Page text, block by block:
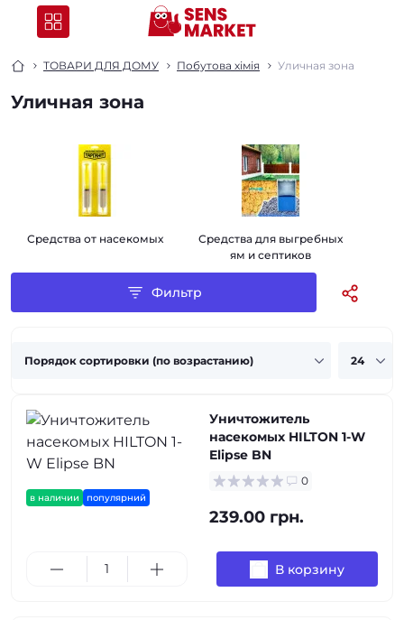
ТОВАРИ ДЛЯ ДОМУ Побутова хімія Уличная зона
Уличная зона
Средства от насекомых
Средства для выгребных
ям и септиков
Фильтр
в наличии популярний
Уничтожитель
насекомых HILTON 1-W
Elipse BN
0
239.00 грн.
В корзину